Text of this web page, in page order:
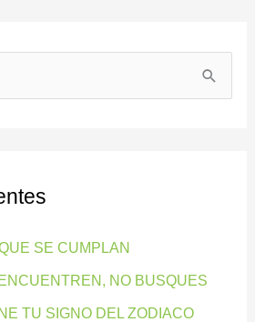
SE CUMPLAN
NO BUSQUES
TU SIGNO DEL ZODIACO